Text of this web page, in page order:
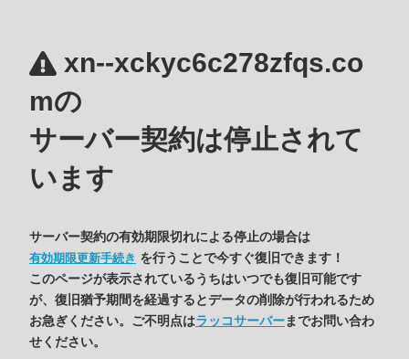
xn--xckyc6c278zfqs.co
mの
サーバー契約は停止されて
います
サーバー契約の有効期限切れによる停止の場合は
有効期限更新手続き を行うことで今すぐ復旧できます！
このページが表示されているうちはいつでも復旧可能です
が、復旧猶予期間を経過するとデータの削除が行われるため
お急ぎください。ご不明点はラッコサーバーまでお問い合わ
せください。